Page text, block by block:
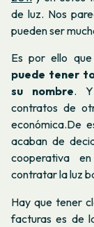
de luz. Nos
pueden ser
Es por ello
puede tener
su nombre. Y
contratos de
económica.De
acaban de
cooperativa
contratar la luz
Hay que tener
facturas es de